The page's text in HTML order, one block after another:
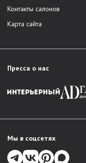
Контакты салонов
Карта сайта
Пресса о нас
Мы в соцсетях